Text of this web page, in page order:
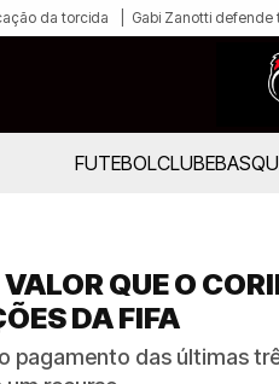
da torcida Gabi Zanotti defende
FUTEBOLCLUBE
QUE O
DA FIFA
pagamento das últimas